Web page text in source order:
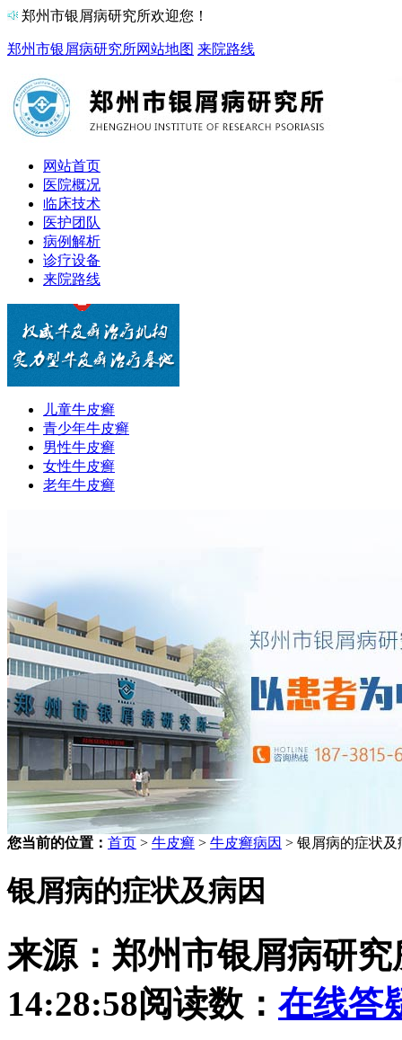
郑州市银屑病研究所欢迎您！
郑州市银屑病研究所网站地图 来院路线
网站首页
医院概况
临床技术
医护团队
病例解析
诊疗设备
来院路线
儿童牛皮癣
青少年牛皮癣
男性牛皮癣
女性牛皮癣
老年牛皮癣
您当前的位置： 首页 > 牛皮癣 > 牛皮癣病因 > 银屑病的症状及
银屑病的症状及病因
来源：郑州市银屑病研究
14:28:58阅读数： 在线答